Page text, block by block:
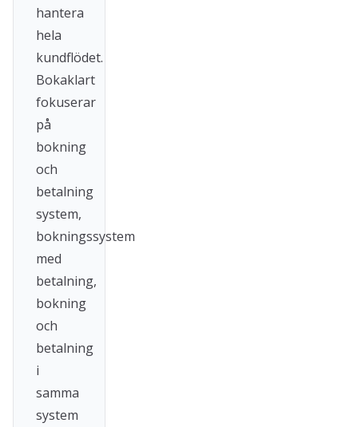
hantera
hela
kundflödet.
Bokaklart
fokuserar
på
bokning
och
betalning
system,
bokningssystem
med
betalning,
bokning
och
betalning
i
samma
system